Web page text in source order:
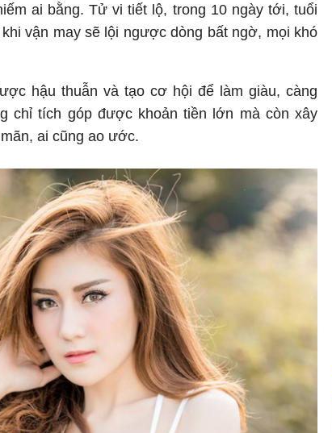
ai bằng. Tử vi tiết lộ, trong 10 ngày tới, tuổi
vận may sẽ lội ngược dòng bất ngờ, mọi khó
hậu thuẫn và tạo cơ hội để làm giàu, càng
chỉ tích góp được khoản tiền lớn mà còn xây
ai cũng ao ước.